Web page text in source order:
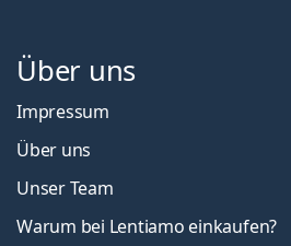
Über uns
Impressum
Über uns
Unser Team
Warum bei Lentiamo einkaufen?